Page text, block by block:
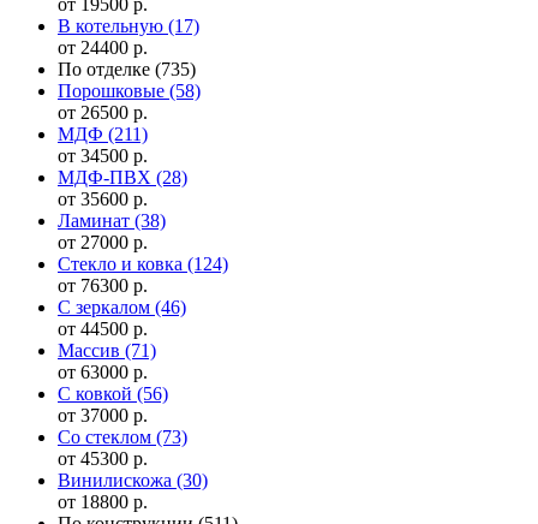
В котельную (17)
от 24400 р.
По отделке (735)
Порошковые (58)
от 26500 р.
МДФ (211)
от 34500 р.
МДФ-ПВХ (28)
от 35600 р.
Ламинат (38)
от 27000 р.
Стекло и ковка (124)
от 76300 р.
С зеркалом (46)
от 44500 р.
Массив (71)
от 63000 р.
С ковкой (56)
от 37000 р.
Со стеклом (73)
от 45300 р.
Винилискожа (30)
от 18800 р.